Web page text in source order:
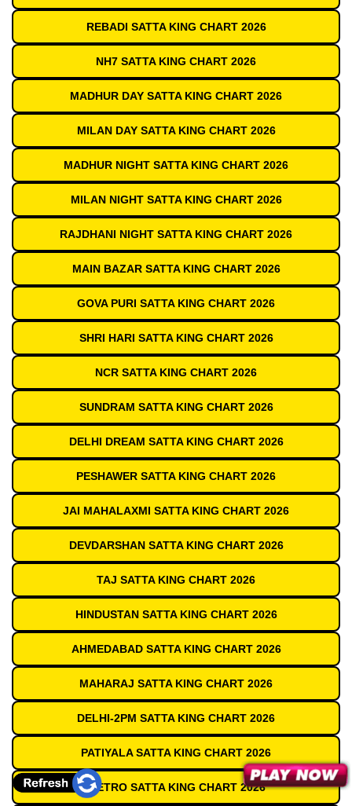
REBADI SATTA KING CHART 2026
NH7 SATTA KING CHART 2026
MADHUR DAY SATTA KING CHART 2026
MILAN DAY SATTA KING CHART 2026
MADHUR NIGHT SATTA KING CHART 2026
MILAN NIGHT SATTA KING CHART 2026
RAJDHANI NIGHT SATTA KING CHART 2026
MAIN BAZAR SATTA KING CHART 2026
GOVA PURI SATTA KING CHART 2026
SHRI HARI SATTA KING CHART 2026
NCR SATTA KING CHART 2026
SUNDRAM SATTA KING CHART 2026
DELHI DREAM SATTA KING CHART 2026
PESHAWER SATTA KING CHART 2026
JAI MAHALAXMI SATTA KING CHART 2026
DEVDARSHAN SATTA KING CHART 2026
TAJ SATTA KING CHART 2026
HINDUSTAN SATTA KING CHART 2026
AHMEDABAD SATTA KING CHART 2026
MAHARAJ SATTA KING CHART 2026
DELHI-2PM SATTA KING CHART 2026
PATIYALA SATTA KING CHART 2026
METRO SATTA KING CHART 2026